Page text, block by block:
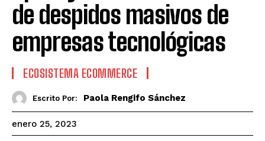
de despidos masivos de
empresas tecnológicas
ECOSISTEMA ECOMMERCE
Escrito Por: Paola Rengifo Sánchez
enero 25, 2023